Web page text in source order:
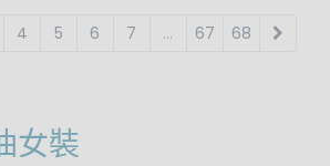
4 5 6 7 ... 67 68
女裝